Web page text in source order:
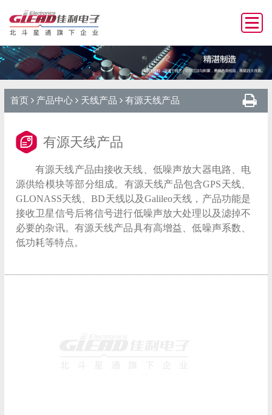
首页 产品中心 天线产品 有源天线产品
有源天线产品
有源天线产品由接收天线、低噪声放大器电路、电
源供给模块等部分组成。有源天线产品包含GPS天线、
GLONASS天线、BD天线以及Galileo天线，产品功能是
接收卫星信号后将信号进行低噪声放大处理以及滤掉不
必要的杂讯。有源天线产品具有高增益、低噪声系数、
低功耗等特点。